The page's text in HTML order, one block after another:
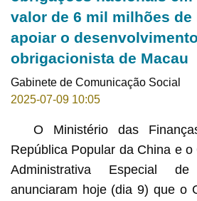
valor de 6 mil milhões de
apoiar o
obrigacionista de Macau
Gabinete de Comunicação Social
2025-07-09 10:05
O Ministério das
República Popular da China e
Administrativa Especial
anunciaram hoje (dia 9) que o